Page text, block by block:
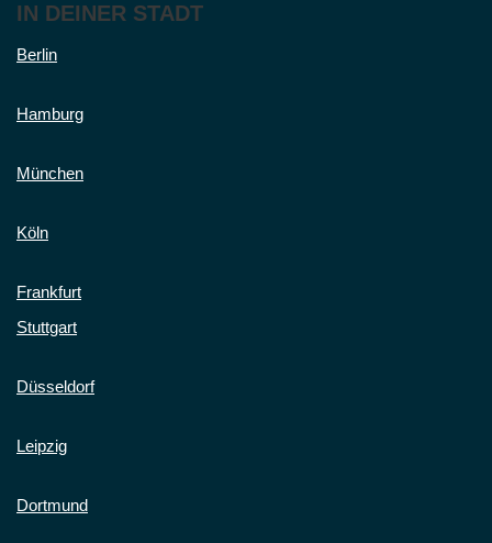
IN DEINER STADT
Berlin
Hamburg
München
Köln
Frankfurt
Stuttgart
Düsseldorf
Leipzig
Dortmund